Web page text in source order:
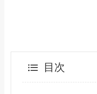
目次